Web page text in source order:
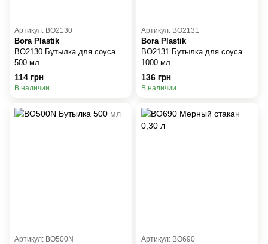
Артикул: BO2130
Bora Plastik
BO2130 Бутылка для соуса
500 мл
114 грн
В наличии
Артикул: BO2131
Bora Plastik
BO2131 Бутылка для соуса
1000 мл
136 грн
В наличии
Артикул: BO500N Артикул: BO690